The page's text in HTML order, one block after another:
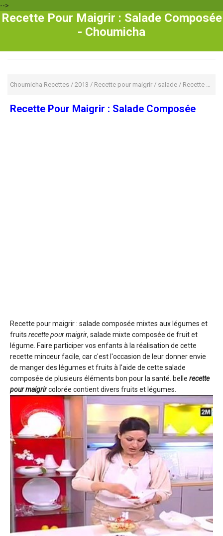
-->
Recette Pour Maigrir : Salade Composée
- Choumicha
Choumicha Recettes / 2013 / Recette pour maigrir / salade / Recette Pour Maigrir : Salade Composée
Recette Pour Maigrir : Salade Composée
Recette pour maigrir : salade composée mixtes aux légumes et
fruits recette pour maigrir, salade mixte composée de fruit et
légume. Faire participer vos enfants à la réalisation de cette
recette minceur facile, car c'est l'occasion de leur donner envie
de manger des légumes et fruits à l'aide de cette salade
composée de plusieurs éléments bon pour la santé. belle recette
pour maigrircolorée contient divers fruits et légumes.